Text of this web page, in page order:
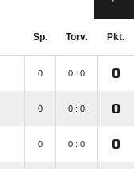
Sp. Torv. Pkt.
0 0 : 0 0
0 0 : 0 0
0 0 : 0 0